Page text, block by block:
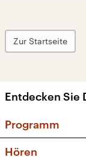
Zur Startseite
Entdecken Sie
Programm
Hören